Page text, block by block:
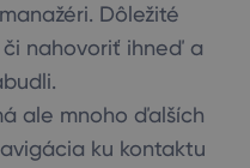
Dôležité
nahovoriť ihneď a
ale mnoho ďalších
ku kontaktu